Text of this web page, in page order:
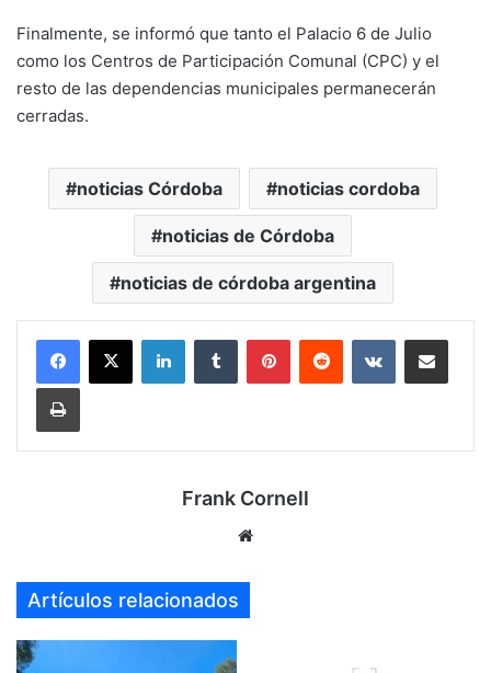
Finalmente, se informó que tanto el Palacio 6 de Julio
como los Centros de Participación Comunal (CPC) y el
resto de las dependencias municipales permanecerán
cerradas.
noticias Córdoba noticias cordoba
noticias de Córdoba
noticias de córdoba argentina
LinkedInTumblr PinterestReddit VKontakteCompartir por mail
Imprimir
Frank Cornell
Artículos relacionados